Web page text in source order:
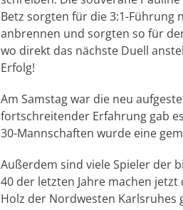
Betz sorgten für die 3:1-Führung
anbrennen und sorgten so für
wo direkt das nächste Duell
Erfolg!
Am Samstag war die neu
fortschreitender Erfahrung gab
30-Mannschaften wurde eine
Außerdem sind viele Spieler der
40 der letzten Jahre machen
Holz der Nordwesten Karlsruhes